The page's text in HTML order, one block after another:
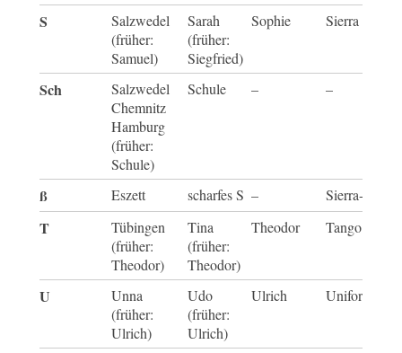
S
Salzwedel
(früher:
Samuel)
Sarah
(früher:
Siegfried)
Sophie Sierra
Sch
Salzwedel
Chemnitz
Hamburg
(früher:
Schule)
Schule – –
ß Eszett scharfes S – Sierra-Sierra
T
Tübingen
(früher:
Theodor)
Tina
(früher:
Theodor)
Theodor Tango
U
Unna
(früher:
Ulrich)
Udo
(früher:
Ulrich)
Ulrich Uniform